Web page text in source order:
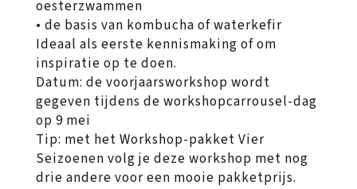
oesterzwammen
• de basis van kombucha of waterkefir
Ideaal als eerste kennismaking of om
inspiratie op te doen.
Datum: de voorjaarsworkshop wordt
gegeven tijdens de workshopcarrousel-dag
op 9 mei
Tip: met het Workshop-pakket Vier
Seizoenen volg je deze workshop met nog
drie andere voor een mooie pakketprijs.